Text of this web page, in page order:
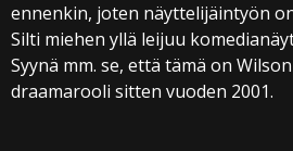
ennenkin, joten näyttelijäintyön
Silti miehen yllä leijuu
Syynä mm. se, että tämä on
draamarooli sitten vuoden 2001.